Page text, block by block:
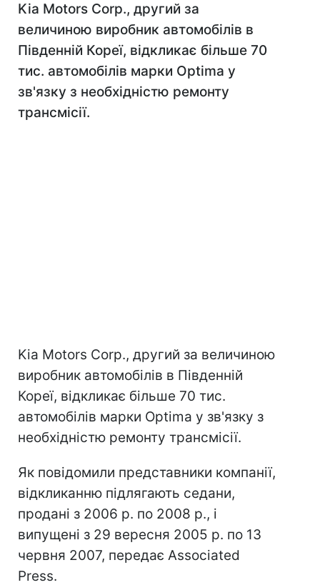
Kia Motors Corp., другий за
величиною виробник автомобілів в
Південній Кореї, відкликає більше 70
тис. автомобілів марки Optima у
зв'язку з необхідністю ремонту
трансмісії.
Kia Motors Corp., другий за величиною
виробник автомобілів в Південній
Кореї, відкликає більше 70 тис.
автомобілів марки Optima у зв'язку з
необхідністю ремонту трансмісії.
Як повідомили представники компанії,
відкликанню підлягають седани,
продані з 2006 р. по 2008 р., і
випущені з 29 вересня 2005 р. по 13
червня 2007, передає Associated
Press.